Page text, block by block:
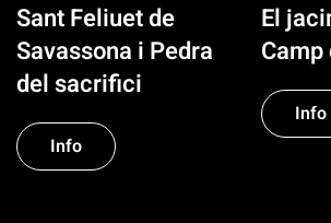
Sant Feliuet de
Savassona i Pedra
del sacrifici
Info
El
Info